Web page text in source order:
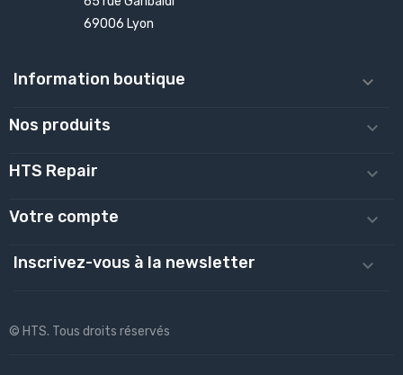
69006 Lyon
Information boutique 
Nos produits 
HTS Repair 
Votre compte 
Inscrivez-vous à la newsletter 
© HTS. Tous droits réservés